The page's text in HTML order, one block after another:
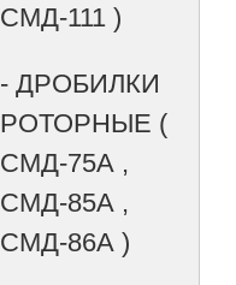
СМД-111 )
- ДРОБИЛКИ
РОТОРНЫЕ (
СМД-75А ,
СМД-85А ,
СМД-86А )